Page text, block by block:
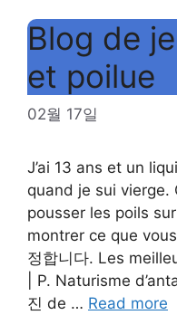
Blog de
et poilue
02월 17일
J’ai 13 ans et un
quand je sui
pousser les poils
montrer ce que
정합니다. Les
| P. Naturisme
진 de … Read more